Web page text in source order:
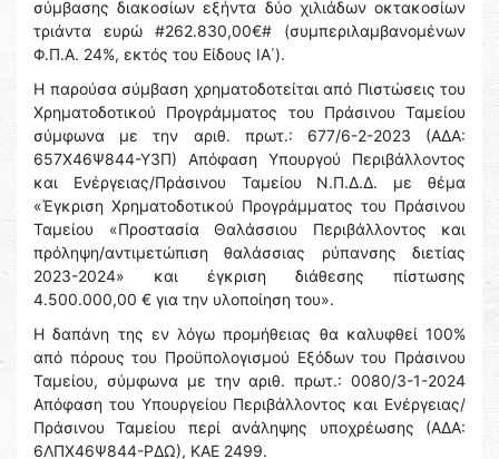
σύμβασης διακοσίων εξήντα δύο χιλιάδων οκτακοσίων
τριάντα ευρώ #262.830,00€# (συμπεριλαμβανομένων
Φ.Π.Α. 24%, εκτός του Είδους ΙΑ΄).
Η παρούσα σύμβαση χρηματοδοτείται από Πιστώσεις του
Χρηματοδοτικού Προγράμματος του Πράσινου Ταμείου
σύμφωνα με την αριθ. πρωτ.: 677/6-2-2023 (ΑΔΑ:
657Χ46Ψ844-Υ3Π) Απόφαση Υπουργού Περιβάλλοντος
και Ενέργειας/Πράσινου Ταμείου Ν.Π.Δ.Δ. με θέμα
«Έγκριση Χρηματοδοτικού Προγράμματος του Πράσινου
Ταμείου «Προστασία Θαλάσσιου Περιβάλλοντος και
πρόληψη/αντιμετώπιση θαλάσσιας ρύπανσης διετίας
2023-2024» και έγκριση διάθεσης πίστωσης
4.500.000,00 € για την υλοποίηση του».
Η δαπάνη της εν λόγω προμήθειας θα καλυφθεί 100%
από πόρους του Προϋπολογισμού Εξόδων του Πράσινου
Ταμείου, σύμφωνα με την αριθ. πρωτ.: 0080/3-1-2024
Απόφαση του Υπουργείου Περιβάλλοντος και Ενέργειας/
Πράσινου Ταμείου περί ανάληψης υποχρέωσης (ΑΔΑ:
6ΛΠΧ46Ψ844-ΡΔΩ), ΚΑΕ 2499.